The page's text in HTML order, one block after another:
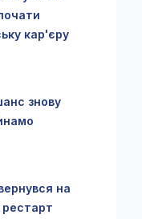
кар'єру
знову
на
рестарт